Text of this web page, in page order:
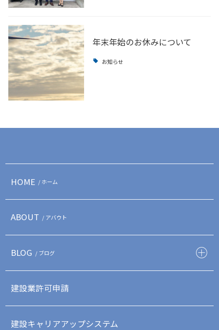
年末年始のお休みについて
お知らせ
HOME / ホーム
ABOUT / アバウト
BLOG / ブログ
建設業許可申請
建設キャリアアップシステム